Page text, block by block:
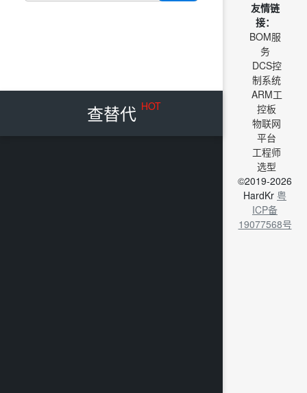
查替代 HOT
友情链
接：
BOM服
务
DCS控
制系统
ARM工
控板
物联网
平台
工程师
选型
©2019-2026
HardKr 粤
ICP备
19077568号